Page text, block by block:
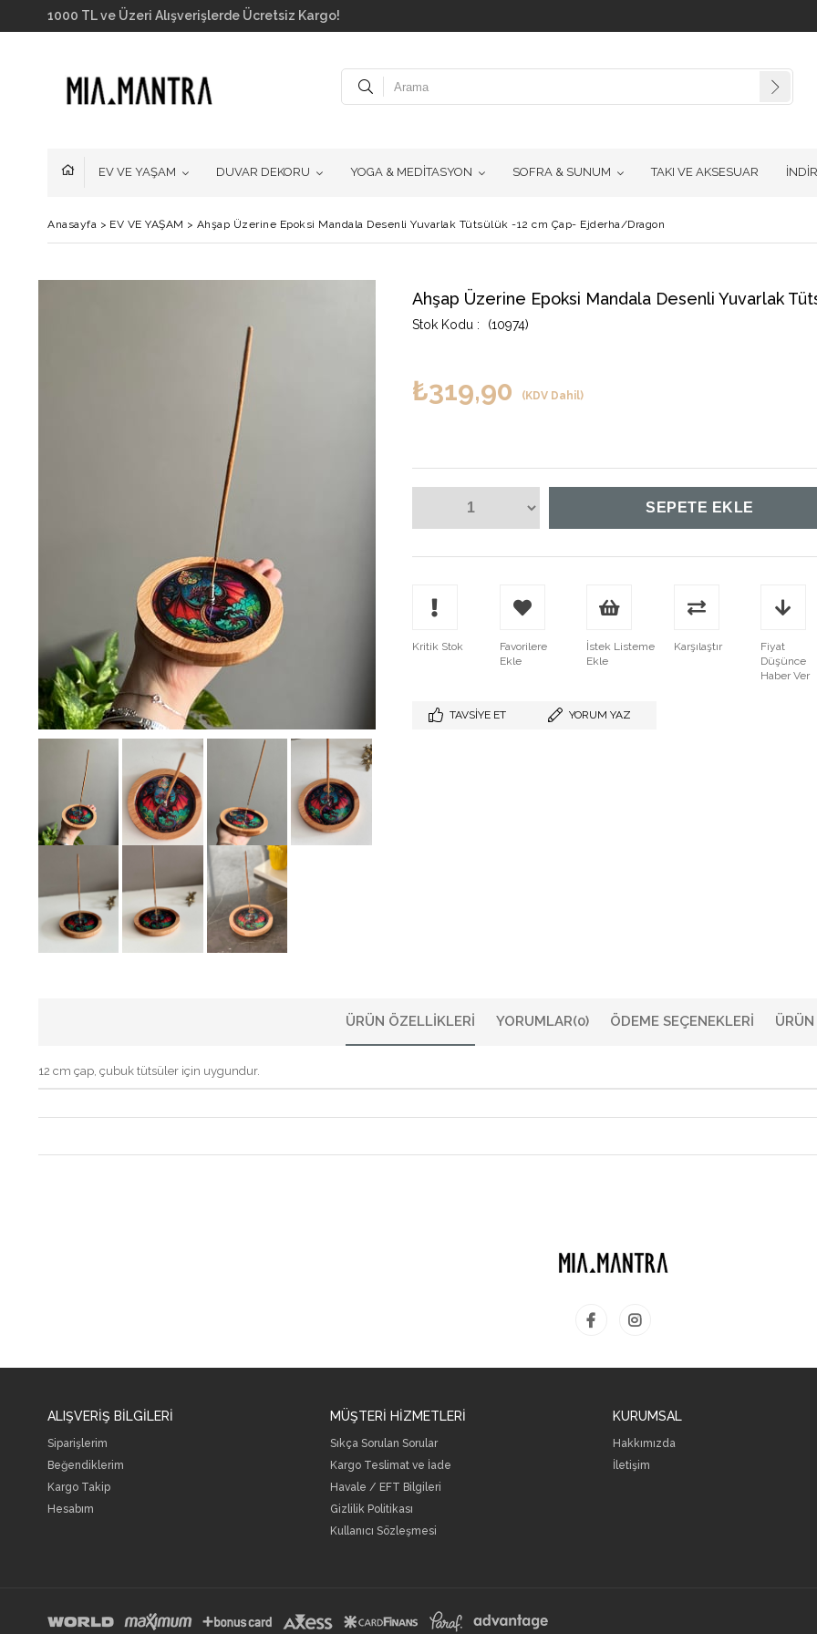
1000 TL ve Üzeri Alışverişlerde Ücretsiz Kargo!
EV VE YAŞAM DUVAR DEKORU YOGA & MEDİTASYON SOFRA & SUNUM TAKI VE AKSESUAR
Anasayfa > EV VE YAŞAM > Ahşap Üzerine Epoksi Mandala Desenli Yuvarlak Tütsülük -12 cm Çap- Ejderha/Dragon
Ahşap Üzerine Epoksi Mandala Desenli Yuvarlak
(10974)
₺319,90 (KDV Dahil)
Kritik Stok
Favorilere
Ekle
İstek Listeme
Ekle
Karşılaştır
Fiyat
Düşünce
Haber Ver
TAVSIYE ET YORUM YAZ
ÜRÜN ÖZELLIKLERI YORUMLAR(0) ÖDEME SEÇENEKLERI
12 cm çap, çubuk tütsüler için uygundur.
ALIŞVERİŞ BİLGİLERİ
Siparişlerim
Beğendiklerim
Kargo Takip
Hesabım
MÜŞTERİ HİZMETLERİ
Sıkça Sorulan Sorular
Kargo Teslimat ve İade
Havale / EFT Bilgileri
Gizlilik Politikası
Kullanıcı Sözleşmesi
KURUMSAL
Hakkımızda
İletişim